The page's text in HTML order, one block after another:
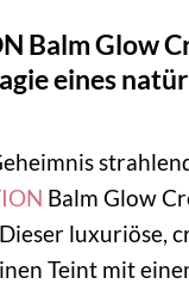
Balm Glow
eines
Balm Glow
luxuriöse,
Teint mit